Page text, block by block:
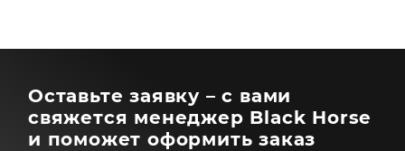
Оставьте заявку – с вами
свяжется менеджер Black Horse
и поможет оформить заказ